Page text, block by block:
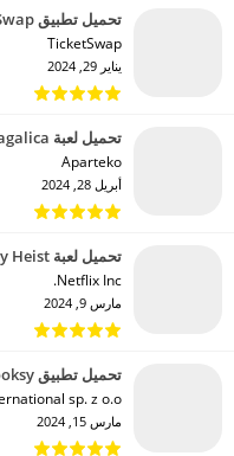
تحميل تطبيق TicketSwap مهكر للاندرويد 2024
TicketSwap‏
يناير 29, 2024
تحميل لعبة Slagalica مهكرة للاندرويد 2024
Aparteko‏
أبريل 28, 2024
تحميل لعبة Money Heist مهكرة للاندرويد 2024
Netflix Inc.‏
مارس 9, 2024
تحميل تطبيق Booksy مهكر للاندرويد 2024
sp. z o.o.‏
مارس 15, 2024